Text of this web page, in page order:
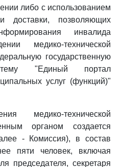
либо с использованием
доставки, позволяющих
инвалида
медико-технической
государственную
"Единый портал
услуг (функций)"
медико-технической
органом создается
- Комиссия), в состав
пяти человек, включая
председателя, секретаря